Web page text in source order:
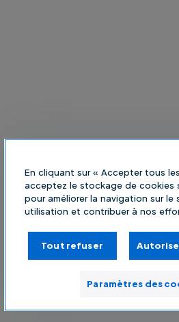
En cliquant sur « Accepter tous
acceptez le stockage de cookies
pour améliorer la navigation sur le
utilisation et contribuer à nos
Tout refuser
Paramètres des